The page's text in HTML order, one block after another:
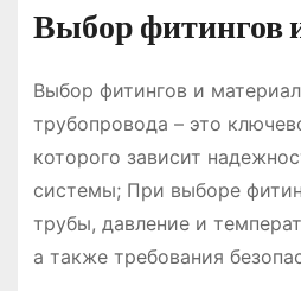
Выбор фитингов
Выбор фитингов и
трубопровода – это
которого зависит
системы; При выборе
трубы, давление и
а также требования